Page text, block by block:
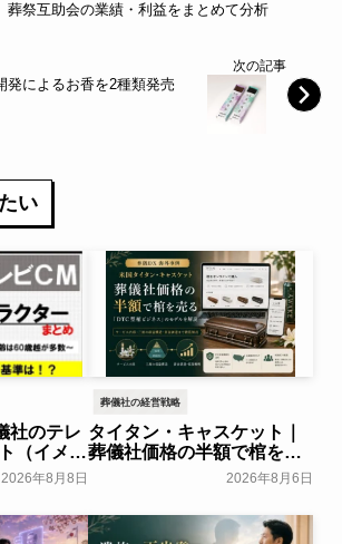
葬祭互助会の業績・利益をまとめて分析
次の記事
発によるお香を2種類発売
い
社のテレ
（イメー
まとめ
2026年8月8日
葬儀社の経営戦略
タイタン・キャスケット｜
葬儀社価格の半額で棺を売
る「DTC型棺ビジネス」の
2026年8月6日